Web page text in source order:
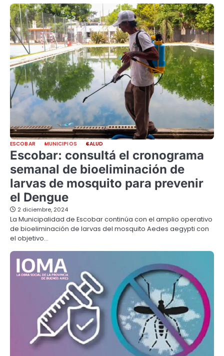
ESCOBAR MUNICIPIOS SALUD
Escobar: consultá el cronograma
semanal de bioeliminación de
larvas de mosquito para prevenir
el Dengue
2 diciembre, 2024
La Municipalidad de Escobar continúa con el amplio operativo
de bioeliminación de larvas del mosquito Aedes aegypti con
el objetivo…